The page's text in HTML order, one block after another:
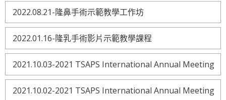
2022.08.21-隆鼻手術示範教學工作坊
2022.01.16-隆乳手術影片示範教學課程
2021.10.03-2021 TSAPS International Annual Meeting
2021.10.02-2021 TSAPS International Annual Meeting